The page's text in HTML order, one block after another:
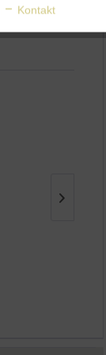
Aktiv
Kontakt